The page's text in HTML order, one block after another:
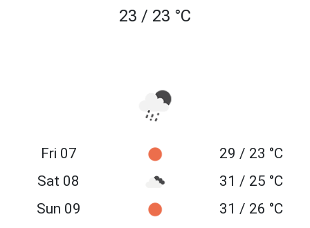
23 / 23 °C
Fri 07
29 / 23 °C
Sat 08
31 / 25 °C
Sun 09
31 / 26 °C